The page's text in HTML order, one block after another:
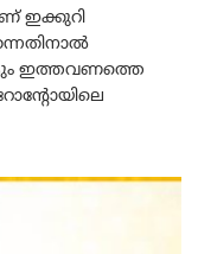
ഇക്കുറി
ഇത്തവണത്തെ